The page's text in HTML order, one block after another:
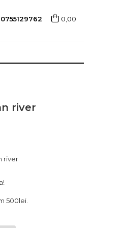
0755129762 0,00
river
river
500lei.